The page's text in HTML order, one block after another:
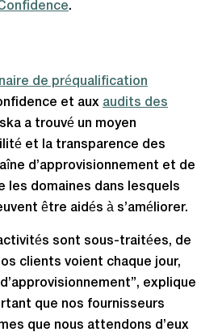
.
de préqualification
et aux audits des
a trouvé un moyen
et la transparence des
d’approvisionnement et de
les domaines dans lesquels
être aidés à s’améliorer.
sont sous-traitées, de
clients voient chaque jour,
explique
que nos fournisseurs
que nous attendons d’eux